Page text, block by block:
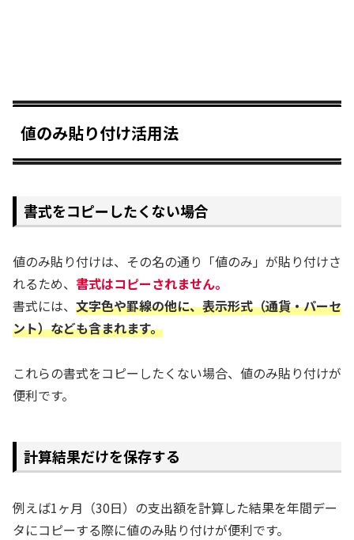
値のみ貼り付け活用法
書式をコピーしたくない場合
値のみ貼り付けは、その名の通り「値のみ」が貼り付けさ
れるため、 書式はコピーされません。
書式には、 文字色や罫線の他に、表示形式（通貨・パーセ
ント）なども含まれます。
これらの書式をコピーしたくない場合、値のみ貼り付けが
便利です。
計算結果だけを保存する
例えば1ヶ月（30日）の支出額を計算した結果を年間デー
タにコピーする際に値のみ貼り付けが便利です。